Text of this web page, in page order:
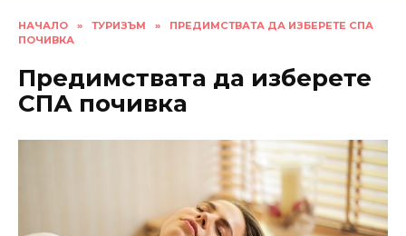
НАЧАЛО » ТУРИЗЪМ »
ПРЕДИМСТВАТА ДА ИЗБЕРЕТЕ СПА
ПОЧИВКА
Предимствата да изберете
СПА почивка